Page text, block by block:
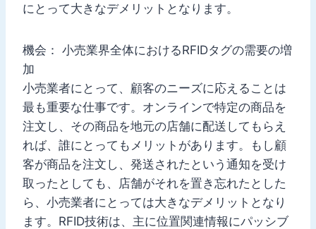
にとって大きなデメリットとなります。
機会： 小売業界全体におけるRFIDタグの需要の増
加
小売業者にとって、顧客のニーズに応えることは
最も重要な仕事です。オンラインで特定の商品を
注文し、その商品を地元の店舗に配送してもらえ
れば、誰にとってもメリットがあります。もし顧
客が商品を注文し、発送されたという通知を受け
取ったとしても、店舗がそれを置き忘れたとした
ら、小売業者にとっては大きなデメリットとなり
ます。RFID技術は、主に位置関連情報にパッシブ